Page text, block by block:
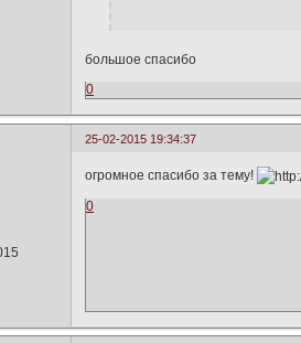
большое спасибо
0
25-02-2015 19:34:37
огромное спасибо за тему!
0